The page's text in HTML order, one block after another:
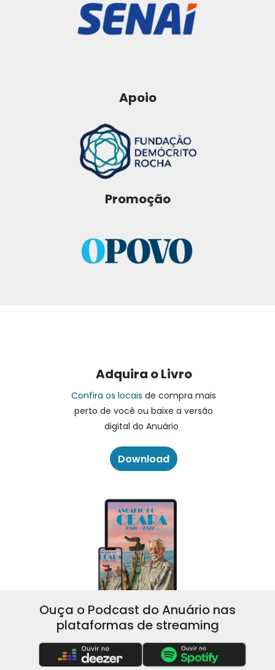
Apoio
Promoção
Adquira o Livro
Confira os locais de compra mais
perto de você ou baixe a versão
digital do Anuário
Download
Ouça o Podcast do Anuário nas
plataformas de streaming